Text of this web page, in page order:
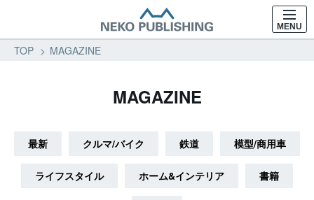
MENU
TOP MAGAZINE
MAGAZINE
最新 クルマ/バイク 鉄道 模型/商用車
ライフスタイル ホーム&インテリア 書籍